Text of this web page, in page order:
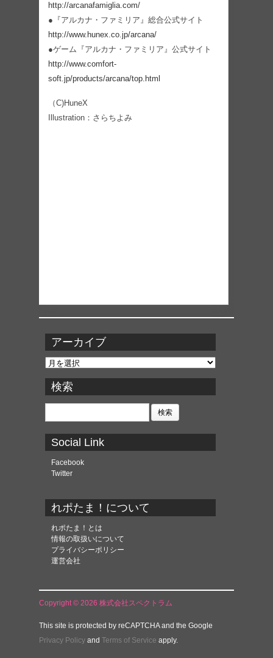
http://arcanafamiglia.com/
●『アルカナ・ファミリア』総合公式サイト
http://www.hunex.co.jp/arcana/
●ゲーム『アルカナ・ファミリア』公式サイト
http://www.comfort-
soft.jp/products/arcana/top.html
（C)HuneX
Illustration：さらちよみ
アーカイブ
ア
カ
イ
ブ
検索
検
Social Link
Facebook
Twitter
れポたま！について
れポたま！とは
情報の取扱いについて
プライバシーポリシー
運営会社
Copyright © 2026 株式会社スペクトラム
This site is protected by reCAPTCHA and the Google
Privacy Policy and Terms of Service apply.